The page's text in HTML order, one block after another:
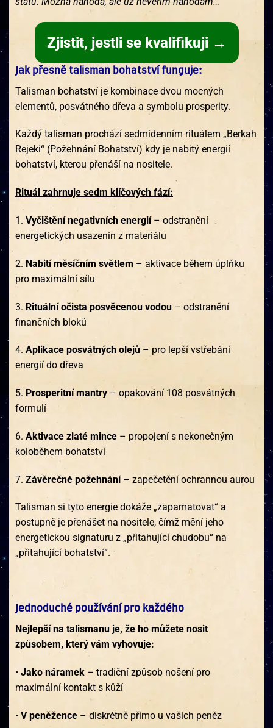
Zjistit, jestli se kvalifikuji →
Jak přesně talisman bohatství funguje:
Talisman bohatství je kombinace dvou mocných
elementů, posvátného dřeva a symbolu prosperity.
Každý talisman prochází sedmidenním rituálem „Berkah
Rejeki“ (Požehnání Bohatství) kdy je nabitý energií
bohatství, kterou přenáší na nositele.
Rituál zahrnuje sedm klíčových fází:
1. Vyčištění negativních energií– odstranění
energetických usazenin z materiálu
2. Nabití měsíčním světlem – aktivace během úplňku
pro maximální sílu
3. Rituální očista posvěcenou vodou – odstranění
finančních bloků
4. Aplikace posvátných olejů – pro lepší vstřebání
energií do dřeva
5. Prosperitní mantry – opakování 108 posvátných
formulí
6. Aktivace zlaté mince – propojení s nekonečným
koloběhem bohatství
7. Závěrečné požehnání– zapečetění ochrannou aurou
Talisman si tyto energie dokáže „zapamatovat“ a
postupně je přenášet na nositele, čímž mění jeho
energetickou signaturu z „přitahující chudobu“ na
„přitahující bohatství“.
Jednoduché používání pro každého
Nejlepší na talismanu je, že ho můžete nosit
způsobem, který vám vyhovuje:
• Jako náramek – tradiční způsob nošení pro
maximální kontakt s kůží
• V peněžence – diskrétně přímo u vašich peněz